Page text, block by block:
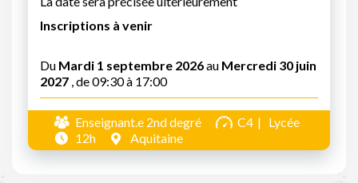
Inscriptions à venir
Du Mardi 1 septembre 2026au Mercredi 30 juin
2027 , de 09:30 à 17:00
Enseignant.e 2nd degré C4
Lycée
12h
Aquitaine